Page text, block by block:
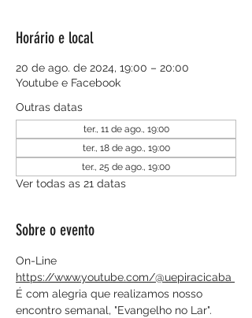
Horário e local
20 de ago. de 2024, 19:00 – 20:00
Youtube e Facebook
Outras datas
ter., 11 de ago., 19:00
ter., 18 de ago., 19:00
ter., 25 de ago., 19:00
Ver todas as 21 datas
Sobre o evento
On-Line
https://www.youtube.com/@uepiracicaba
É com alegria que realizamos nosso
encontro semanal, "Evangelho no Lar".